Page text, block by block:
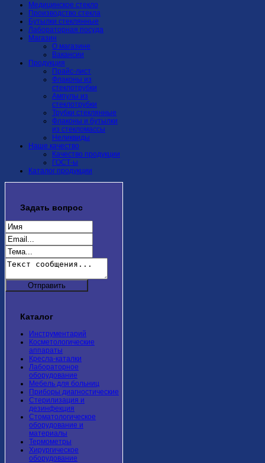
Медицинское стекло
Производство стекла
Бутылки стеклянные
Лабораторная посуда
Магазин
О магазине
Вакансии
Продукция
Прайс-лист
Флаконы из
стеклотрубки
Ампулы из
стеклотрубки
Трубки стеклянные
Флаконы и бутылки
из стекломассы
Неликвиды
Наше качество
Качество продукции
ГОСТ-ы
Каталог продукции
Задать вопрос
Каталог
Инструментарий
Косметологические
аппараты
Кресла-каталки
Лабораторное
оборудование
Мебель для больниц
Приборы диагностические
Стерилизация и
дезинфекция
Стоматологическое
оборудование и
материалы
Термометры
Хирургическое
оборудование